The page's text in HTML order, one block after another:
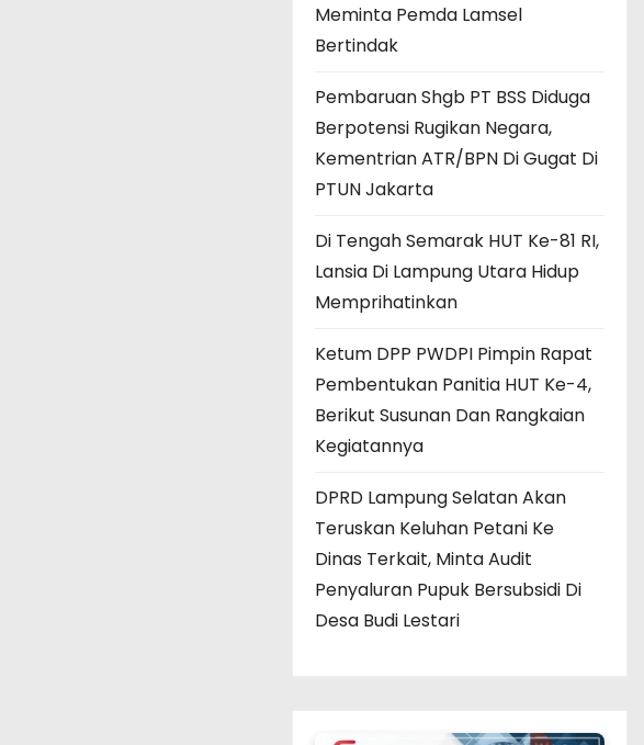
Meminta Pemda Lamsel
Bertindak
Pembaruan Shgb PT BSS Diduga
Berpotensi Rugikan Negara,
Kementrian ATR/BPN Di Gugat Di
PTUN Jakarta
Di Tengah Semarak HUT Ke-81 RI,
Lansia Di Lampung Utara Hidup
Memprihatinkan
Ketum DPP PWDPI Pimpin Rapat
Pembentukan Panitia HUT Ke-4,
Berikut Susunan Dan Rangkaian
Kegiatannya
DPRD Lampung Selatan Akan
Teruskan Keluhan Petani Ke
Dinas Terkait, Minta Audit
Penyaluran Pupuk Bersubsidi Di
Desa Budi Lestari